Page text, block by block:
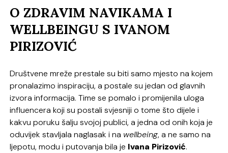
O ZDRAVIM NAVIKAMA I
WELLBEINGU S IVANOM
PIRIZOVIĆ
Društvene mreže prestale su biti samo mjesto na kojem
pronalazimo inspiraciju, a postale su jedan od glavnih
izvora informacija. Time se pomalo i promijenila uloga
influencera koji su postali svjesniji o tome što dijele i
kakvu poruku šalju svojoj publici, a jedna od onih koja je
oduvijek stavljala naglasak i na wellbeing, a ne samo na
ljepotu, modu i putovanja bila je Ivana Pirizović.